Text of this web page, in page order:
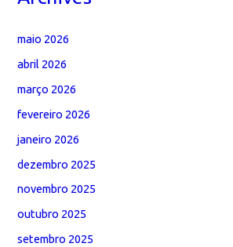
maio 2026
abril 2026
março 2026
fevereiro 2026
janeiro 2026
dezembro 2025
novembro 2025
outubro 2025
setembro 2025